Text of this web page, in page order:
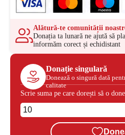
Alătură-te comunității
Donația ta lunară ne ajută să
informăm corect și echidistant
Donație singulară
Donează o singură dată
calitate
Scrie suma pe care dorești să o